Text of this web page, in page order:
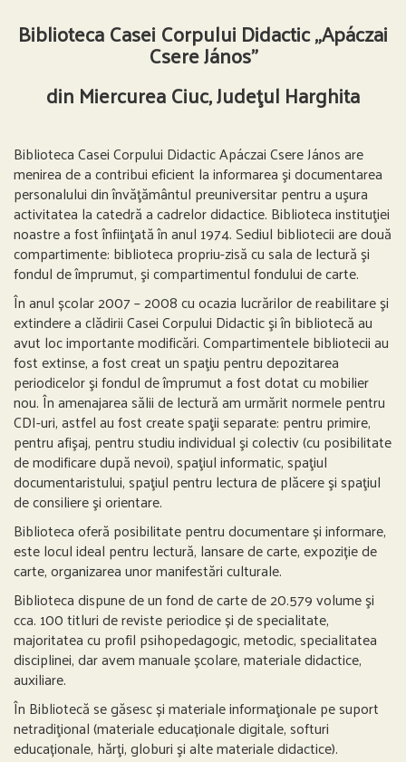
Biblioteca Casei Corpului Didactic „Apáczai
Csere János”
din Miercurea Ciuc, Judeţul Harghita
Biblioteca Casei Corpului Didactic Apáczai Csere János are
menirea de a contribui eficient la informarea şi documentarea
personalului din învăţământul preuniversitar pentru a uşura
activitatea la catedră a cadrelor didactice. Biblioteca instituţiei
noastre a fost înfiinţată în anul 1974. Sediul bibliotecii are două
compartimente: biblioteca propriu-zisă cu sala de lectură şi
fondul de împrumut, şi compartimentul fondului de carte.
În anul școlar 2007 – 2008 cu ocazia lucrărilor de reabilitare şi
extindere a clădirii Casei Corpului Didactic şi în bibliotecă au
avut loc importante modificări. Compartimentele bibliotecii au
fost extinse, a fost creat un spaţiu pentru depozitarea
periodicelor şi fondul de împrumut a fost dotat cu mobilier
nou. În amenajarea sălii de lectură am urmărit normele pentru
CDI-uri, astfel au fost create spaţii separate: pentru primire,
pentru afişaj, pentru studiu individual şi colectiv (cu posibilitate
de modificare după nevoi), spaţiul informatic, spaţiul
documentaristului, spaţiul pentru lectura de plăcere şi spaţiul
de consiliere şi orientare.
Biblioteca oferă posibilitate pentru documentare și informare,
este locul ideal pentru lectură, lansare de carte, expoziție de
carte, organizarea unor manifestări culturale.
Biblioteca dispune de un fond de carte de 20.579 volume şi
cca. 100 titluri de reviste periodice și de specialitate,
majoritatea cu profil psihopedagogic, metodic, specialitatea
disciplinei, dar avem manuale școlare, materiale didactice,
auxiliare.
În Bibliotecă se găsesc și materiale informaţionale pe suport
netradiţional (materiale educaționale digitale, softuri
educaționale, hărţi, globuri şi alte materiale didactice).